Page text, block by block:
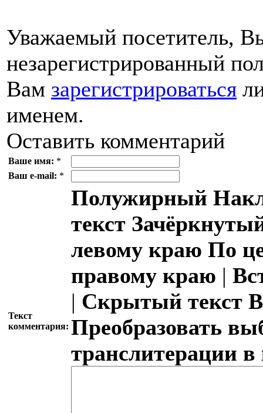
Уважаемый посетитель,
незарегистрированный
Вам зарегистрироваться
именем.
Оставить комментарий
Ваше имя: *
Ваш e-mail: *
Текст
комментария:
Полужирный
текст
левому краю По
правому краю |
| Скрытый текст
Преобразовать
транслитерации